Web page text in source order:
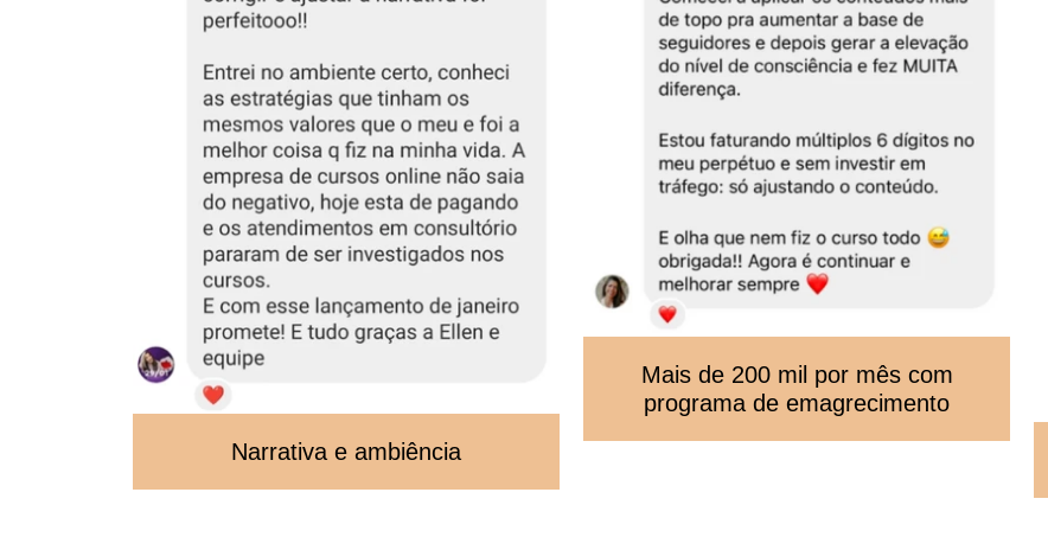
Narrativa e ambiência
Mais de 200 mil por mês com
programa de emagrecimento